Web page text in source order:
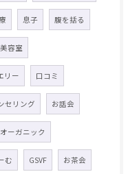
息子 腹を括る
美容室
リー 口コミ
セリング お話会
オーガニック
む GSVF お茶会